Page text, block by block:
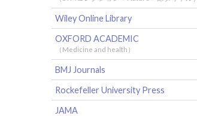
Wiley Online Library
OXFORD ACADEMIC
（Medicine and health）
BMJ Journals
Rockefeller University Press
JAMA